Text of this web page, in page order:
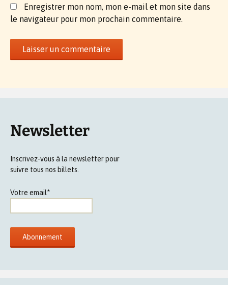
Enregistrer mon nom, mon e-mail et mon site dans
le navigateur pour mon prochain commentaire.
Newsletter
Inscrivez-vous à la newsletter pour
suivre tous nos billets.
Votre email*